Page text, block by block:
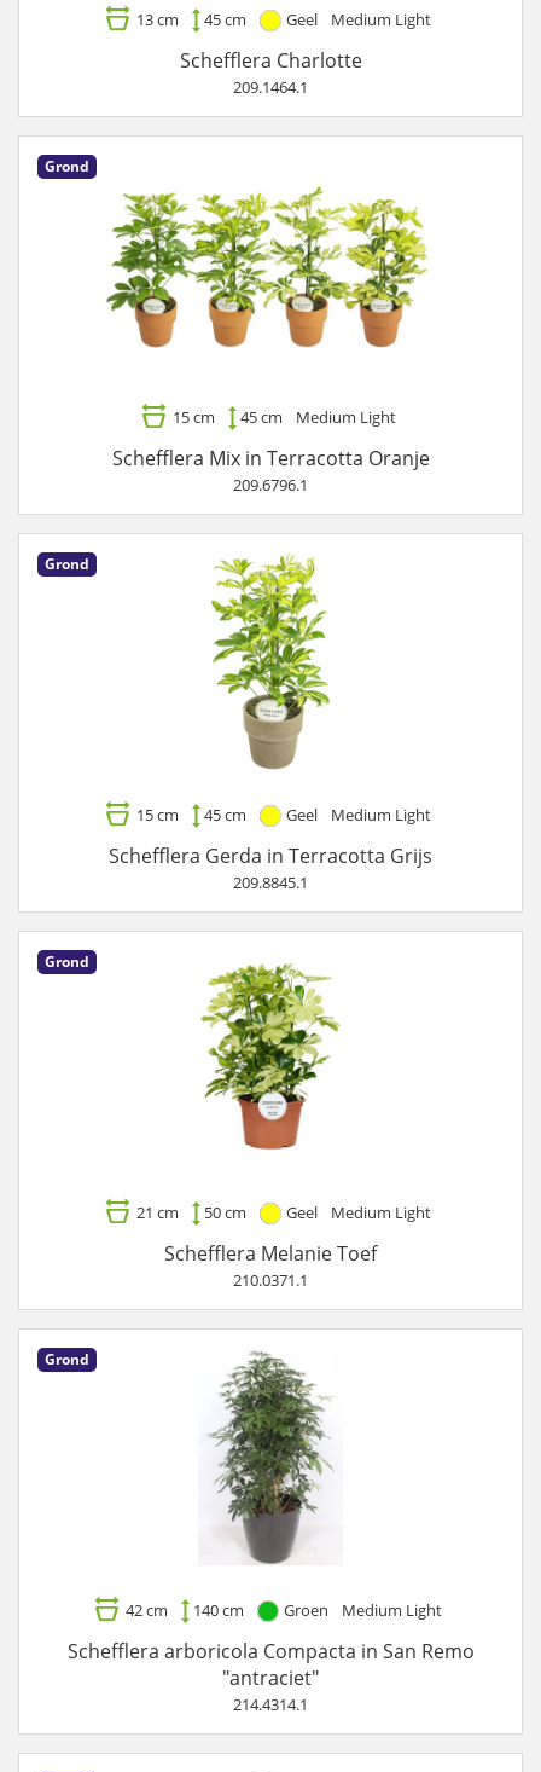
13 cm 45 cm Geel Medium Light
Schefflera Charlotte
209.1464.1
Grond
15 cm 45 cm Medium Light
Schefflera Mix in Terracotta Oranje
209.6796.1
Grond
15 cm 45 cm Geel Medium Light
Schefflera Gerda in Terracotta Grijs
209.8845.1
Grond
21 cm 50 cm Geel Medium Light
Schefflera Melanie Toef
210.0371.1
Grond
42 cm 140 cm Groen Medium Light
Schefflera arboricola Compacta in San Remo
"antraciet"
214.4314.1